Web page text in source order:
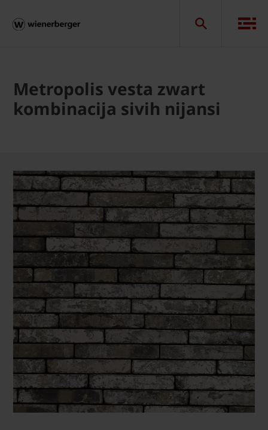
Metropolis vesta zwart
kombinacija sivih nijansi